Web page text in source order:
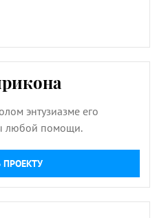
энтузиазме его
любой помощи.